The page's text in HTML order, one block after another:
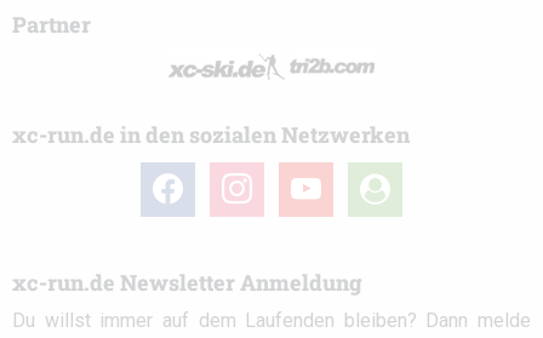
Partner
xc-run.de in den sozialen Netzwerken
facebook instagramyoutube
user-
circle
xc-run.de Newsletter Anmeldung
Du willst immer auf dem Laufenden bleiben? Dann melde